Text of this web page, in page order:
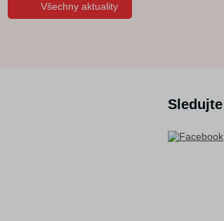
Všechny aktuality